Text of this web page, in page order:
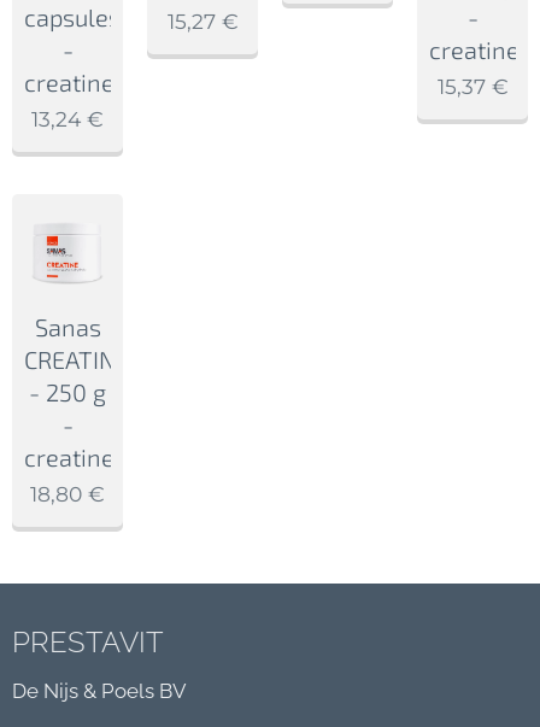
capsules
-
creatine
13,24 €
15,27€
-
creatine
15,37€
Sanas
CREATINE
- 250 g
-
creatine
18,80 €
PRESTAVIT
De Nijs & Poels BV